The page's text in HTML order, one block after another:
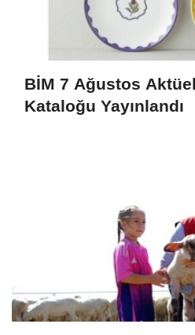
BİM 7 Ağustos
Kataloğu Yayınlandı